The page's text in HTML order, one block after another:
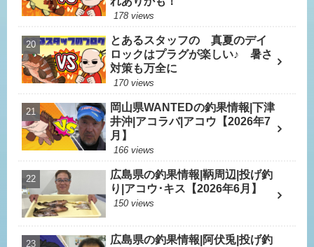
178 views
とあるスタッフの 真夏のデイ
ロックはプラグが楽しい♪ 暑さ
対策も万全に
170 views
岡山県WANTEDの釣果情報|下津
井沖|アコラバ|アコウ【2026年7
月】
166 views
広島県の釣果情報|鞆周辺|投げ釣
り|アコウ･キス【2026年6月】
150 views
広島県の釣果情報|阿伏兎|投げ釣